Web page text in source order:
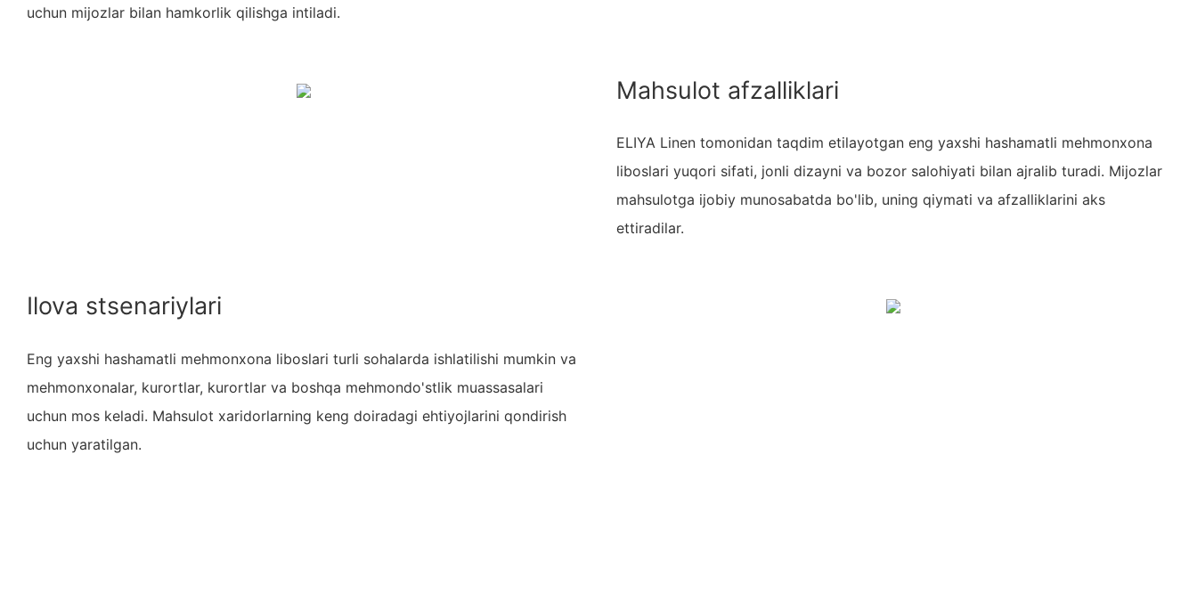
uchun mijozlar bilan hamkorlik qilishga intiladi.
Mahsulot afzalliklari
ELIYA Linen tomonidan taqdim etilayotgan eng yaxshi hashamatli mehmonxona
liboslari yuqori sifati, jonli dizayni va bozor salohiyati bilan ajralib turadi. Mijozlar
mahsulotga ijobiy munosabatda bo'lib, uning qiymati va afzalliklarini aks
ettiradilar.
Ilova stsenariylari
Eng yaxshi hashamatli mehmonxona liboslari turli sohalarda ishlatilishi mumkin va
mehmonxonalar, kurortlar, kurortlar va boshqa mehmondo'stlik muassasalari
uchun mos keladi. Mahsulot xaridorlarning keng doiradagi ehtiyojlarini qondirish
uchun yaratilgan.